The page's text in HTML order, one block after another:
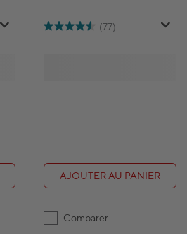
(77)
AJOUTER AU PANIER
Comparer